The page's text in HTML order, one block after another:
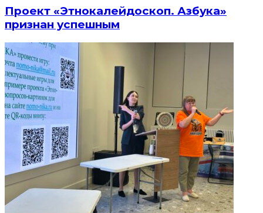
Проект «Этнокалейдоскоп. Азбука»
признан успешным